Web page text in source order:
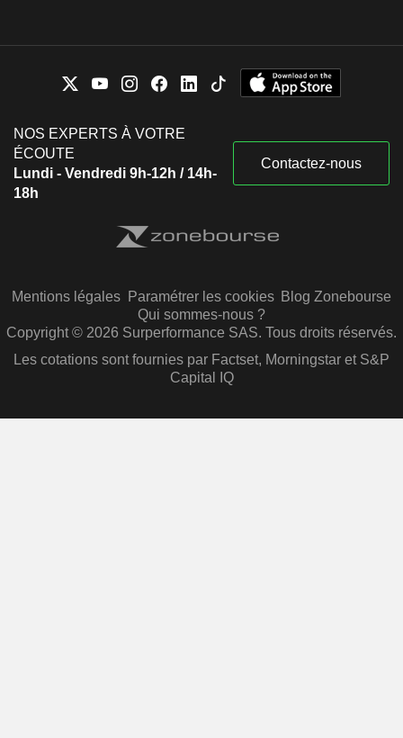
NOS EXPERTS À VOTRE
ÉCOUTE
Lundi - Vendredi 9h-12h / 14h-
18h
Contactez-nous
Mentions légales Paramétrer les cookies Blog Zonebourse
Qui sommes-nous ?
Copyright © 2026 Surperformance SAS. Tous droits réservés.
Les cotations sont fournies par Factset, Morningstar et S&P
Capital IQ